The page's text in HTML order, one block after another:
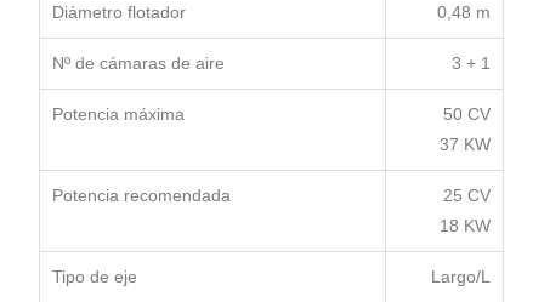
Diámetro flotador 0,48 m
Nº de cámaras de aire 3 + 1
Potencia máxima
50 CV
37 KW
Potencia recomendada
25 CV
18 KW
Tipo de eje Largo/L